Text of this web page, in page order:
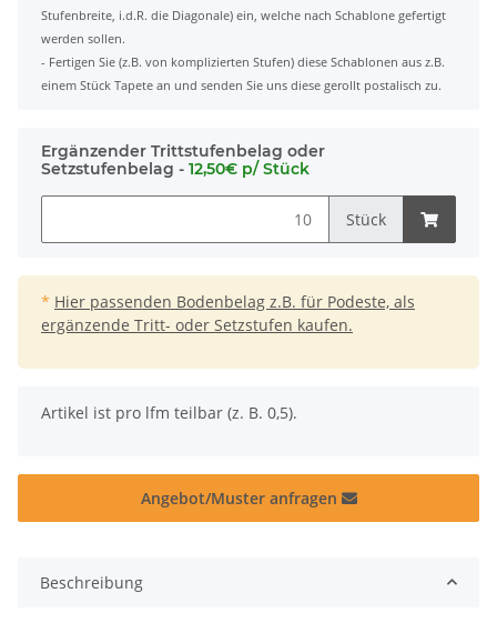
Stufenbreite, i.d.R. die Diagonale) ein, welche nach Schablone gefertigt
werden sollen.
- Fertigen Sie (z.B. von komplizierten Stufen) diese Schablonen aus z.B.
einem Stück Tapete an und senden Sie uns diese gerollt postalisch zu.
Ergänzender Trittstufenbelag oder
Setzstufenbelag - 12,50€ p/ Stück
Stück
* Hier passenden Bodenbelag z.B. für Podeste, als
ergänzende Tritt- oder Setzstufen kaufen.
x
Artikel ist pro lfm teilbar (z. B. 0,5).
Angebot/Muster anfragen
Beschreibung